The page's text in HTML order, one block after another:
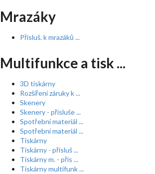
Mrazáky
Přísluš. k mrazáků ...
Multifunkce a tisk ...
3D tiskárny
Rozšíření záruky k ...
Skenery
Skenery - přísluše ...
Spotřební materiál ...
Spotřební materiál ...
Tiskárny
Tiskárny - přísluš ...
Tiskárny m. - přís ...
Tiskárny multifunk ...